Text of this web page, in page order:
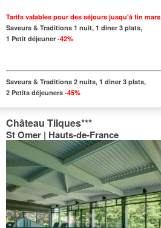
Tarifs valables pour des séjours jusqu'à fin mars
Saveurs & Traditions 1 nuit, 1 diner 3 plats,
1 Petit déjeuner -42%
Saveurs & Traditions 2 nuits, 1 diner 3 plats,
2 Petits déjeuners -45%
Château Tilques***
St Omer | Hauts-de-France